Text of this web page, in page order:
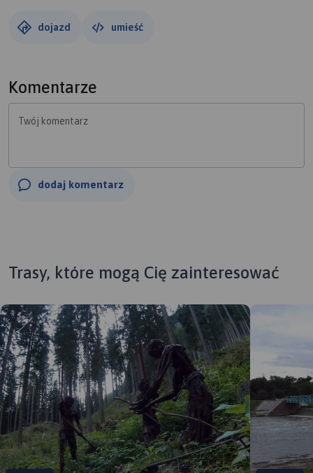
dojazd umieść
Komentarze
Twój komentarz
dodaj komentarz
Trasy, które mogą Cię zainteresować